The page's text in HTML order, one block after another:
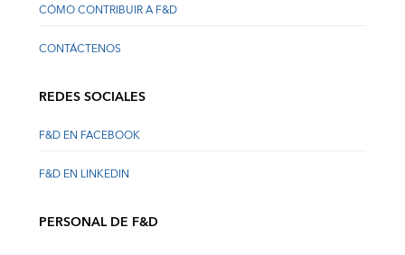
CÓMO CONTRIBUIR A F&D
CONTÁCTENOS
REDES SOCIALES
F&D EN FACEBOOK
F&D EN LINKEDIN
PERSONAL DE F&D